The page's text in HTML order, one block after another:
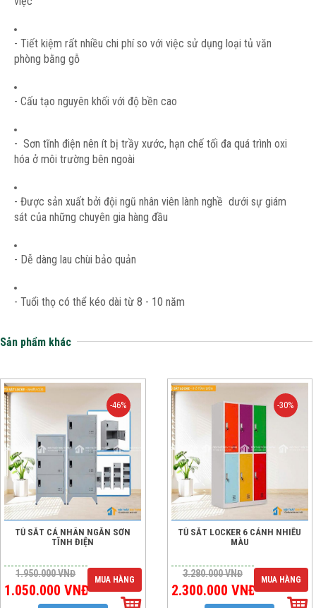
- Tiết kiệm rất nhiều chi phí so với việc sử dụng loại tủ văn
phòng bằng gỗ
- Cấu tạo nguyên khối với độ bền cao
- Sơn tĩnh điện nên ít bị trầy xước, hạn chế tối đa quá trình oxi
hóa ở môi trường bên ngoài
- Được sản xuất bởi đội ngũ nhân viên lành nghề dưới sự giám
sát của những chuyên gia hàng đầu
- Dễ dàng lau chùi bảo quản
- Tuổi thọ có thể kéo dài từ 8 - 10 năm
Sản phẩm khác
-46%
TỦ SẮT CÁ NHÂN NGĂN SƠN
TĨNH ĐIỆN
1.950.000VNĐ
1.050.000 VNĐ
MUA HÀNG
-30%
TỦ SẮT LOCKER 6 CÁNH NHIỀU
MÀU
3.280.000VNĐ
2.300.000 VNĐ
MUA HÀNG